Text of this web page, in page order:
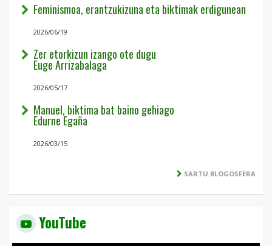
Feminismoa, erantzukizuna eta biktimak erdigunean
2026/06/19
Zer etorkizun izango ote dugu
Euge Arrizabalaga
2026/05/17
Manuel, biktima bat baino gehiago
Edurne Egaña
2026/03/15
SARTU BLOGOSFERA
YouTube